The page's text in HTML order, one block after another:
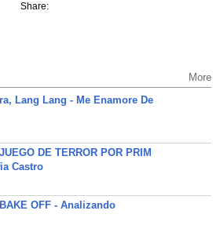
Share:
More
Lang Lang - Me Enamore De
DE TERROR POR PRIM
Castro
OFF - Analizando